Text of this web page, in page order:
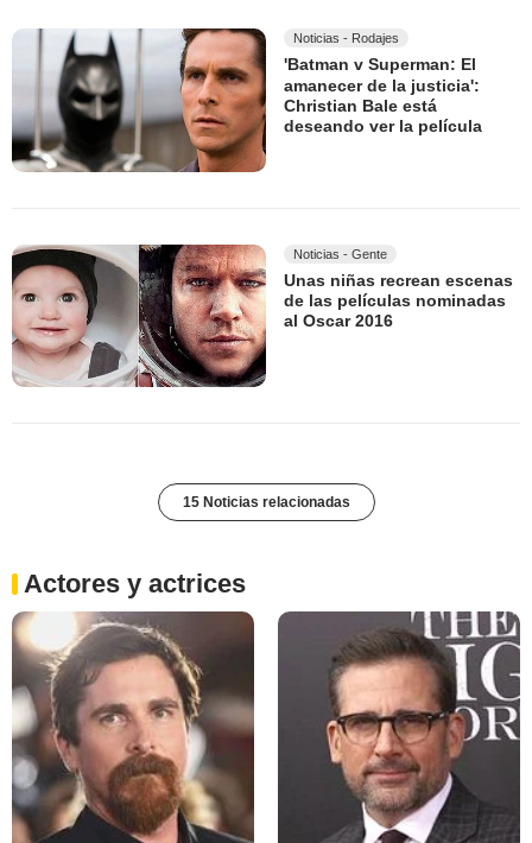
Noticias - Rodajes
'Batman v Superman: El
amanecer de la justicia':
Christian Bale está
deseando ver la película
Noticias - Gente
Unas niñas recrean escenas
de las películas nominadas
al Oscar 2016
15 Noticias relacionadas
Actores y actrices